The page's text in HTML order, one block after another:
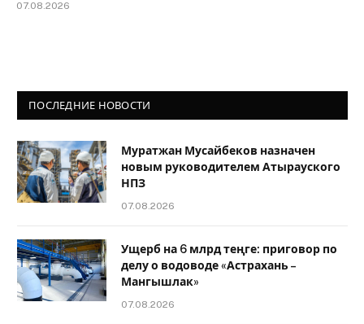
07.08.2026
ПОСЛЕДНИЕ НОВОСТИ
Муратжан Мусайбеков назначен
новым руководителем Атырауского
НПЗ
07.08.2026
Ущерб на 6 млрд теңге: приговор по
делу о водоводе «Астрахань –
Мангышлак»
07.08.2026